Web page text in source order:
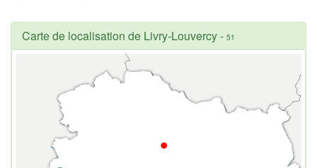
Carte de localisation de Livry-Louvercy- 51